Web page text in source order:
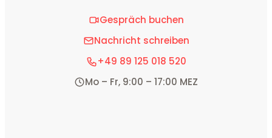
Gespräch buchen
Nachricht schreiben
+49 89 125 018 520
Mo – Fr, 9:00 – 17:00 MEZ